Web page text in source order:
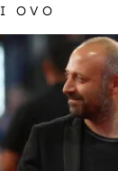
I OVO